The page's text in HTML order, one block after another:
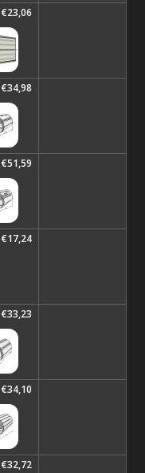
€23,06
€34,98
€51,59
€17,24
€33,23
€34,10
€32,72